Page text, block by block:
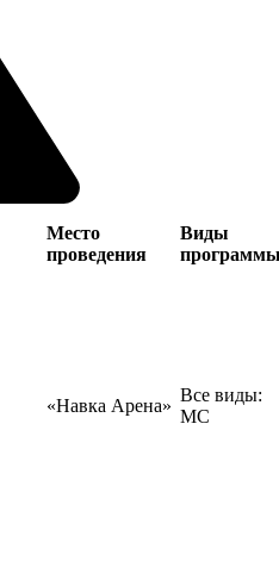
Место
проведения
Виды
«Навка Арена»
Все виды:
МС